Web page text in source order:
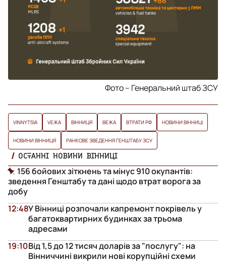
Фото – Генеральний штаб ЗСУ
VINNYTSIA VЕЖА ВІННИЦЯ ВЕЖА ВТРАТИ РФ НОВИНИ ВІННИЦІ
НОВИНИ ВІННИЦЯ РАНКОВЕ ЗВЕДЕННЯ ГЕНШТАБУ ЗСУ
ОСТАННІ НОВИНИ ВІННИЦІ
156 бойових зіткнень та мінус 910 окупантів:
зведення Генштабу та дані щодо втрат ворога за
добу
У Вінниці розпочали капремонт покрівель у
багатоквартирних будинках за трьома
адресами
12:48
Від 1,5 до 12 тисяч доларів за "послугу": на
Вінниччині викрили нові корупційні схеми
19:10